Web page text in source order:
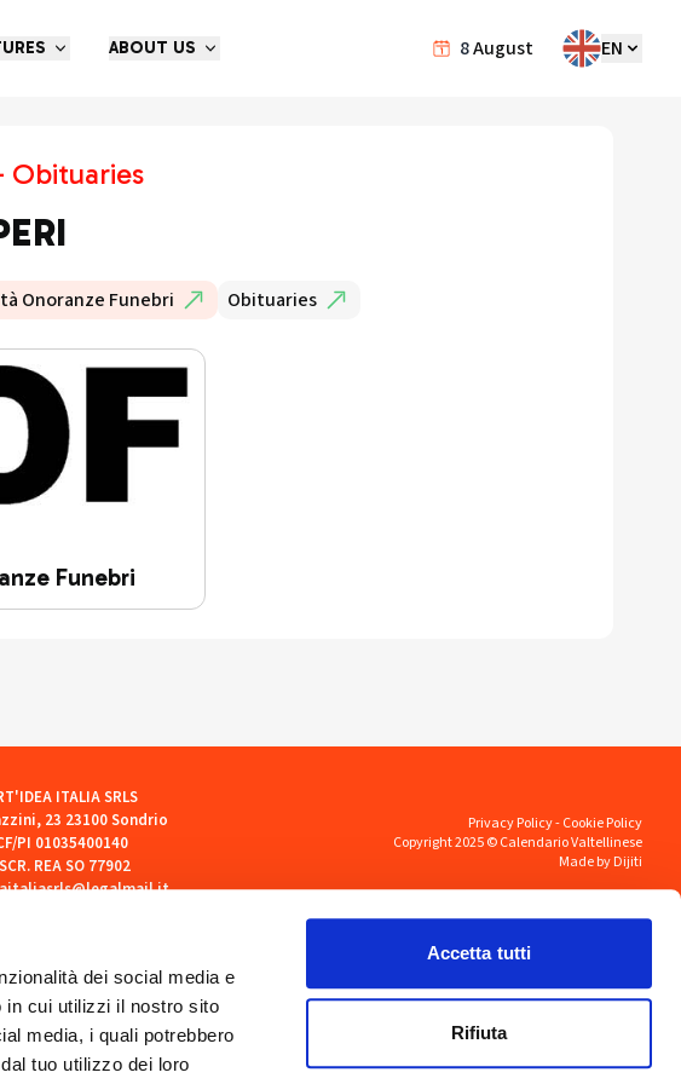
dei social media e
in cui utilizzi il nostro sito
media, i quali potrebbero
tuo utilizzo dei loro
Accetta tutti
Rifiuta
8August EN
ABOUT US
Obituaries
Onoranze Funebri Obituaries
Funebri
ITALIA SRLS
23 23100 Sondrio
PI 01035400140
REA SO 77902
Privacy Policy-Cookie Policy
Copyright 2025 © Calendario Valtellinese
Made by Dijiti